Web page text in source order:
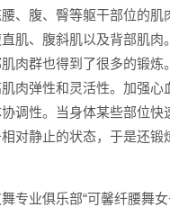
腹、臀等躯干部位的肌
肌、腹斜肌以及背部肌肉
肉群也得到了很多的锻炼
肉弹性和灵活性。加强心
调性。当身体某些部位快
对静止的状态，于是还锻
业俱乐部“可馨纤腰舞女